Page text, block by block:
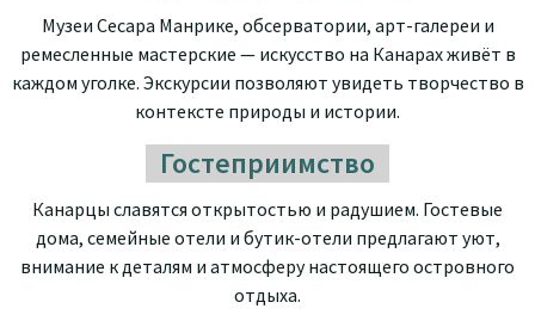
Музеи Сесара Манрике, обсерватории, арт-галереи и
ремесленные мастерские — искусство на Канарах живёт в
каждом уголке. Экскурсии позволяют увидеть творчество в
контексте природы и истории.
Гостеприимство
Канарцы славятся открытостью и радушием. Гостевые
дома, семейные отели и бутик-отели предлагают уют,
внимание к деталям и атмосферу настоящего островного
отдыха.